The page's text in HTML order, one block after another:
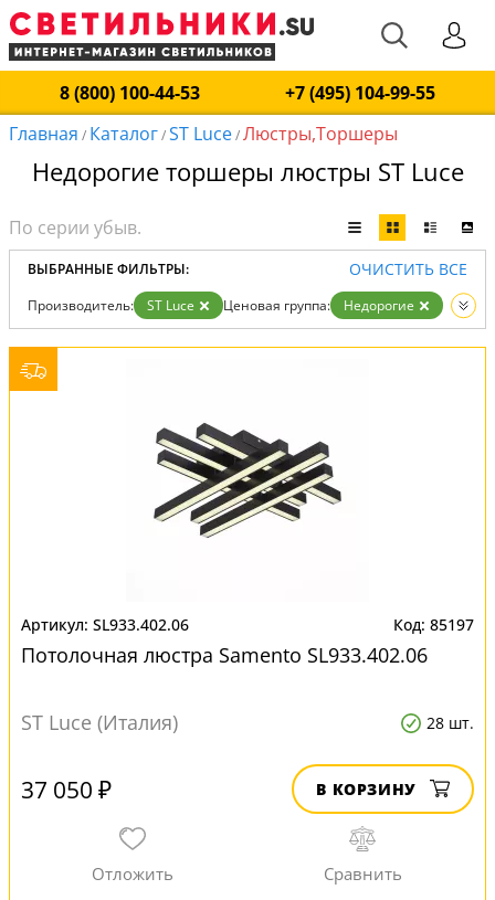
8 (800) 100-44-53
+7 (495) 104-99-55
Главная / Каталог/ST Luce/Люстры,Торшеры
Недорогие торшеры люстры ST Luce
ВЫБРАННЫЕ ФИЛЬТРЫ: ОЧИСТИТЬ ВСЕ
Производитель: ST Luce Ценовая группа:
Недорогие
Вид:
Люстры Торшеры
SL933.402.06 85197
Потолочная люстра Samento SL933.402.06
ST Luce (Италия) 28 шт.
37 050 ₽ В КОРЗИНУ